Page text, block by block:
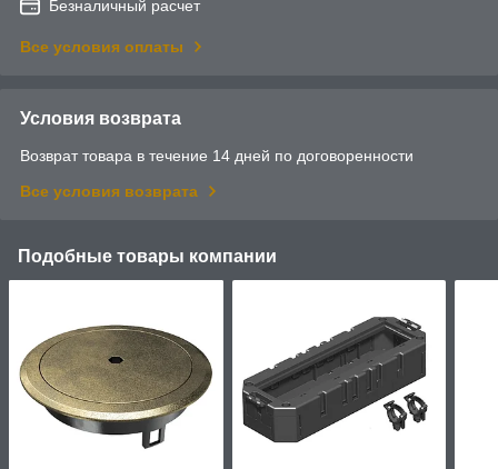
Безналичный расчет
Все условия оплаты
Условия возврата
Возврат товара в течение 14 дней по договоренности
Все условия возврата
Подобные товары компании